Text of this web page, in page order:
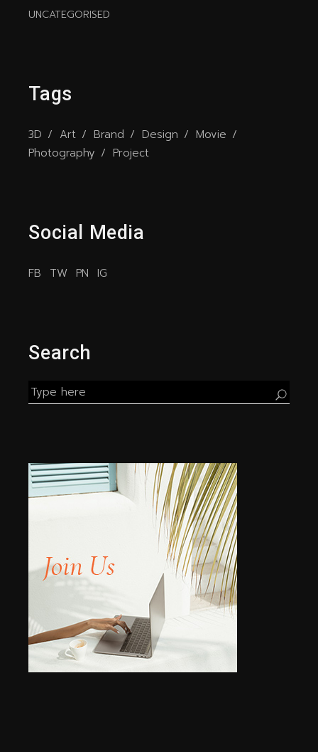
UNCATEGORISED
Tags
3D Art Brand Design
Movie
Photography
Project
Social Media
FB TW PN IG
Search